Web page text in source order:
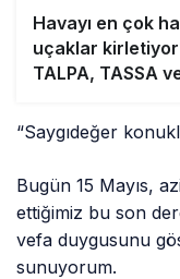
‘Mesleğimize
suikastı
“Saygıdeğer
Bugün 15 Mayıs,
vefa duygusunu
Bir medeniyet
Cumhuriyet ile
havacılığın